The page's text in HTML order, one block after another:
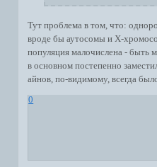
Тут проблема в том, что:
вроде бы аутосомы и X-
популяция малочислена - быть
в основном постепенно
айнов, по-видимому, всегда
0